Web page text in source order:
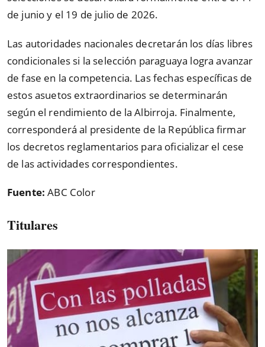
de junio y el 19 de julio de 2026.
Las autoridades nacionales decretarán los días libres
condicionales si la selección paraguaya logra avanzar
de fase en la competencia. Las fechas específicas de
estos asuetos extraordinarios se determinarán
según el rendimiento de la Albirroja. Finalmente,
corresponderá al presidente de la República firmar
los decretos reglamentarios para oficializar el cese
de las actividades correspondientes.
Fuente: ABC Color
Titulares